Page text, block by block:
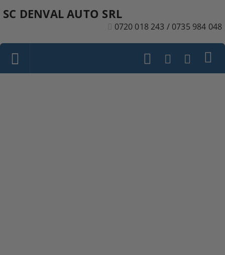
SC DENVAL AUTO SRL
0720 018 243 / 0735 984 048